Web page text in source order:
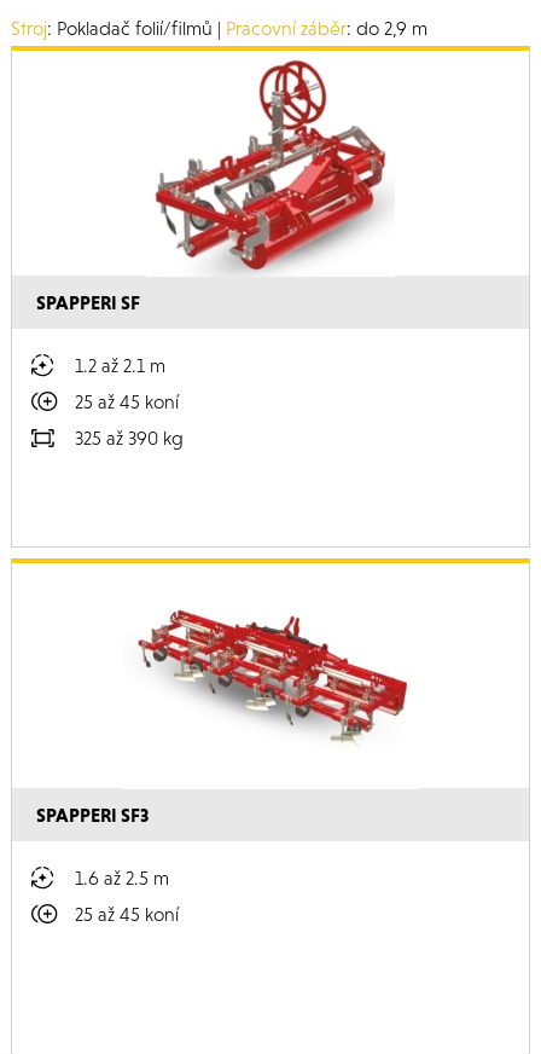
Stroj: Pokladač folií/filmů | Pracovní záběr: do 2,9 m
SPAPPERI SF
1.2 až 2.1 m
25 až 45 koní
325 až 390 kg
SPAPPERI SF3
1.6 až 2.5 m
25 až 45 koní